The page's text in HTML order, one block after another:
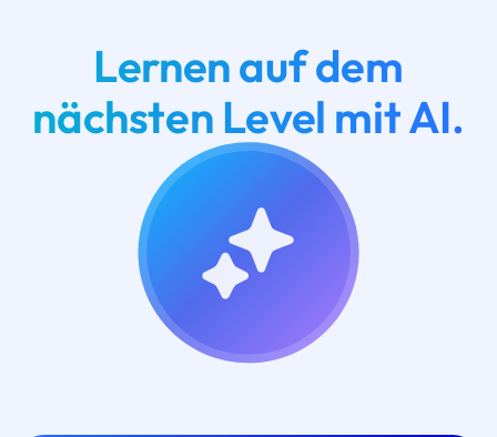
Lernen auf dem
nächsten Level mit AI.